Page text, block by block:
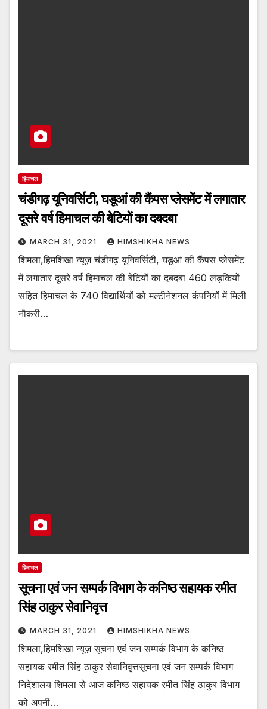
हिमाचल
चंडीगढ़ यूनिवर्सिटी, घडूआं की कैंपस प्लेसमेंट में लगातार
दूसरे वर्ष हिमाचल की बेटियों का दबदबा
MARCH 31, 2021 HIMSHIKHA NEWS
शिमला,हिमशिखा न्यूज़ चंडीगढ़ यूनिवर्सिटी, घडूआं की कैंपस प्लेसमेंट
में लगातार दूसरे वर्ष हिमाचल की बेटियों का दबदबा 460 लड़कियों
सहित हिमाचल के 740 विद्यार्थियों को मल्टीनेशनल कंपनियों में मिली
नौकरी…
हिमाचल
सूचना एवं जन सम्पर्क विभाग के कनिष्ठ सहायक रमीत
सिंह ठाकुर सेवानिवृत्त
MARCH 31, 2021 HIMSHIKHA NEWS
शिमला,हिमशिखा न्यूज़ सूचना एवं जन सम्पर्क विभाग के कनिष्ठ
सहायक रमीत सिंह ठाकुर सेवानिवृत्तसूचना एवं जन सम्पर्क विभाग
निदेशालय शिमला से आज कनिष्ठ सहायक रमीत सिंह ठाकुर विभाग
को अपनी…